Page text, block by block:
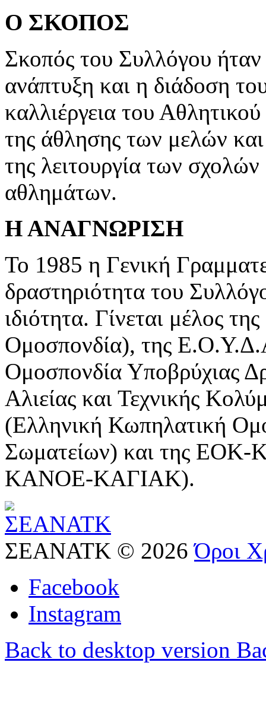
Ο ΣΚΟΠΟΣ
Σκοπός του Συλλόγου ήταν
ανάπτυξη και η διάδοση
καλλιέργεια του
της άθλησης των μελών
της λειτουργία των
αθλημάτων.
Η ΑΝΑΓΝΩΡΙΣΗ
Το 1985 η Γενική
δραστηριότητα του
ιδιότητα. Γίνεται μέλος
Ομοσπονδία), της
Ομοσπονδία Υποβρύχιας
Αλιείας και Τεχνικής
(Ελληνική Κωπηλατική
Σωματείων) και της ΕΟΚ-
ΚΑΝΟΕ-ΚΑΓΙΑΚ).
ΣΕΑΝΑΤΚ © 2026 Όροι
Facebook
Instagram
Back to desktop version